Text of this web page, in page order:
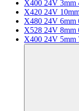
X400 24V 3mm
X420 24V
X480 24V 6mm
X528 24V 8mm
X400 24V 5mm